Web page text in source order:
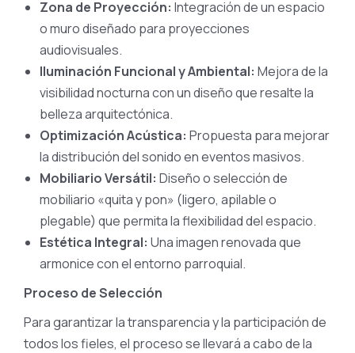
Zona de Proyección: Integración de un espacio
o muro diseñado para proyecciones
audiovisuales.
Iluminación Funcional y Ambiental: Mejora de la
visibilidad nocturna con un diseño que resalte la
belleza arquitectónica.
Optimización Acústica: Propuesta para mejorar
la distribución del sonido en eventos masivos.
Mobiliario Versátil: Diseño o selección de
mobiliario «quita y pon» (ligero, apilable o
plegable) que permita la flexibilidad del espacio.
Estética Integral: Una imagen renovada que
armonice con el entorno parroquial.
Proceso de Selección
Para garantizar la transparencia y la participación de
todos los fieles, el proceso se llevará a cabo de la